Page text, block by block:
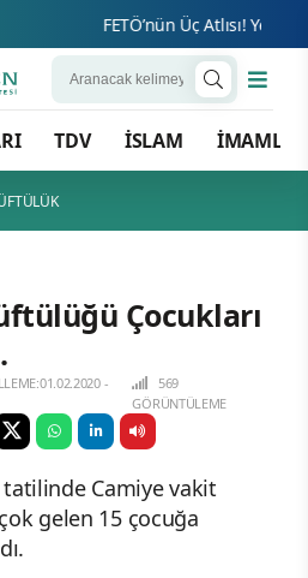
FETÖ’nün Üç Atlısı! Yeni
TDV İSLAM İMAMLAR
Çocukları
-
569
GÖRÜNTÜLEME
tatilinde Camiye vakit
gelen 15 çocuğa